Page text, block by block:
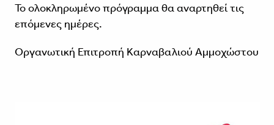
Το ολοκληρωμένο πρόγραμμα θα αναρτηθεί τις
επόμενες ημέρες.
Οργανωτική Επιτροπή Καρναβαλιού Αμμοχώστου